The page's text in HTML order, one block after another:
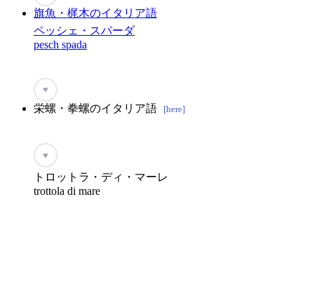
旗魚・梶木のイタリア語
ペッシェ・スパーダ
pesch spada
♥
栄螺・拳螺のイタリア語 [here]
♥
トロットラ・ディ・マーレ
trottola di mare